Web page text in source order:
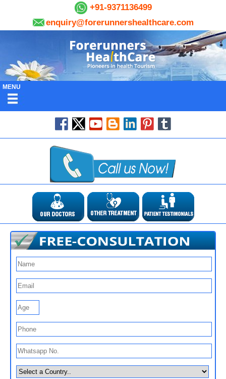
+91-9371136499
enquiry@forerunnershealthcare.com
MENU